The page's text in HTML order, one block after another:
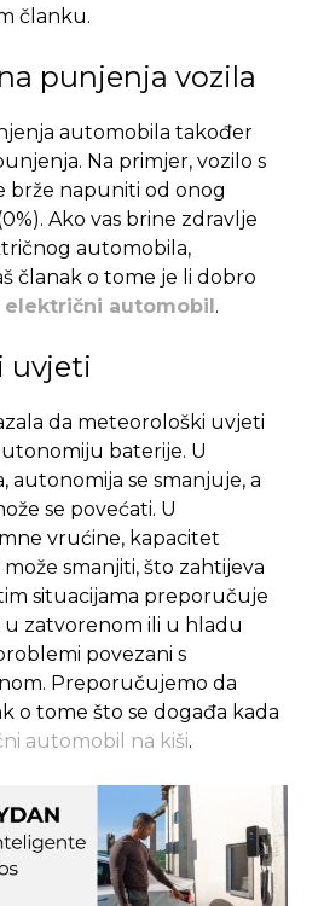
članku.
punjenja vozila
automobila također
Na primjer, vozilo s
brže napuniti od onog
Ako vas brine zdravlje
automobila,
članak o tome je li dobro
automobil.
uvjeti
da meteorološki uvjeti
baterije. U
autonomija se smanjuje, a
se povećati. U
vrućine, kapacitet
smanjiti, što zahtijeva
situacijama preporučuje
u zatvorenom ili u hladu
povezani s
Preporučujemo da
o tome što se događa kada
automobil na kiši.